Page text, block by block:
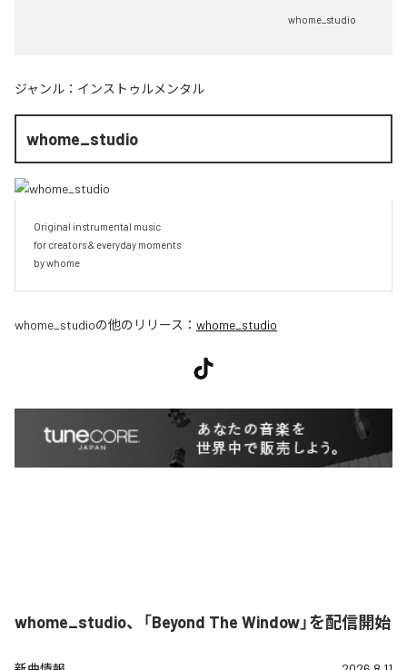
whome_studio
ジャンル： インストゥルメンタル
whome_studio
Original instrumental music
for creators & everyday moments
by whome
whome_studioの他のリリース： whome_studio
whome_studio、「Beyond The Window」を配信開始